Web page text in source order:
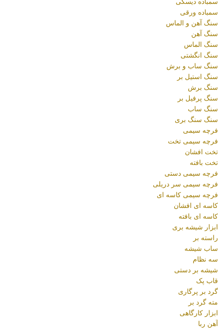
سمباده ورقی
سنگ آهن و الماس
سنگ آهن
سنگ الماس
سنگ انگشتی
سنگ ساب و برش
سنگ استیل بر
سنگ برش
سنگ پرفیل بر
سنگ ساب
سنگ سنگ بری
فرچه سیمی
فرچه سیمی تخت
تخت افشان
تخت بافته
فرچه سیمی دستی
فرچه سیمی سر دریلی
فرچه سیمی کاسه ای
کاسه ای افشان
کاسه ای بافته
ابزار شیشه بری
راسته بر
ساب شیشه
سه نظام
شیشه بر دستی
قاب پک
گرد بر پرگاری
مته گرد بر
ابزار کارگاهی
آهن ربا